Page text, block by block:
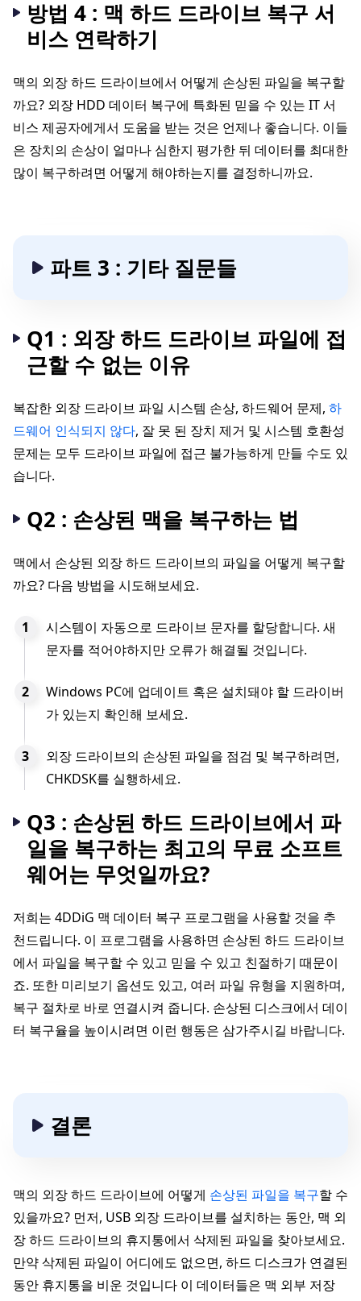
방법 4 : 맥 하드 드라이브 복구 서
비스 연락하기
맥의 외장 하드 드라이브에서 어떻게 손상된 파일을 복구할
까요? 외장 HDD 데이터 복구에 특화된 믿을 수 있는 IT 서
비스 제공자에게서 도움을 받는 것은 언제나 좋습니다. 이들
은 장치의 손상이 얼마나 심한지 평가한 뒤 데이터를 최대한
많이 복구하려면 어떻게 해야하는지를 결정하니까요.
파트 3 : 기타 질문들
Q1 : 외장 하드 드라이브 파일에 접
근할 수 없는 이유
복잡한 외장 드라이브 파일 시스템 손상, 하드웨어 문제, 하
드웨어 인식되지 않다, 잘 못 된 장치 제거 및 시스템 호환성
문제는 모두 드라이브 파일에 접근 불가능하게 만들 수도 있
습니다.
Q2 : 손상된 맥을 복구하는 법
맥에서 손상된 외장 하드 드라이브의 파일을 어떻게 복구할
까요? 다음 방법을 시도해보세요.
시스템이 자동으로 드라이브 문자를 할당합니다. 새
문자를 적어야하지만 오류가 해결될 것입니다.
Windows PC에 업데이트 혹은 설치돼야 할 드라이버
가 있는지 확인해 보세요.
외장 드라이브의 손상된 파일을 점검 및 복구하려면,
CHKDSK를 실행하세요.
Q3 : 손상된 하드 드라이브에서 파
일을 복구하는 최고의 무료 소프트
웨어는 무엇일까요?
저희는 4DDiG 맥 데이터 복구 프로그램을 사용할 것을 추
천드립니다. 이 프로그램을 사용하면 손상된 하드 드라이브
에서 파일을 복구할 수 있고 믿을 수 있고 친절하기 때문이
죠. 또한 미리보기 옵션도 있고, 여러 파일 유형을 지원하며,
복구 절차로 바로 연결시켜 줍니다. 손상된 디스크에서 데이
터 복구율을 높이시려면 이런 행동은 삼가주시길 바랍니다.
결론
맥의 외장 하드 드라이브에 어떻게 손상된 파일을 복구할 수
있을까요? 먼저, USB 외장 드라이브를 설치하는 동안, 맥 외
장 하드 드라이브의 휴지통에서 삭제된 파일을 찾아보세요.
만약 삭제된 파일이 어디에도 없으면, 하드 디스크가 연결된
동안 휴지통을 비운 것입니다 이 데이터들은 맥 외부 저장